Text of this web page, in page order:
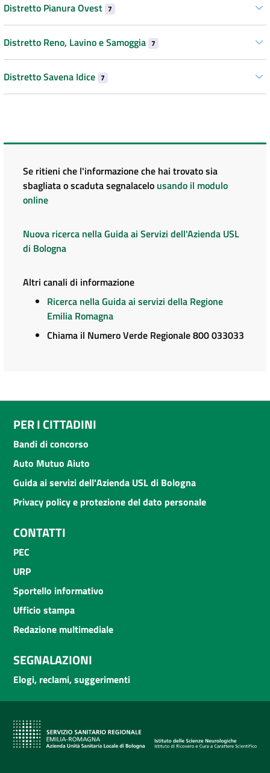
Distretto Pianura Ovest 7
Distretto Reno, Lavino e Samoggia 7
Distretto Savena Idice 7
Se ritieni che l'informazione che hai trovato sia
sbagliata o scaduta segnalacelo usando il modulo
online
Nuova ricerca nella Guida ai Servizi dell'Azienda USL
di Bologna
Altri canali di informazione
Ricerca nella Guida ai servizi della Regione
Emilia Romagna
Chiama il Numero Verde Regionale 800 033033
PER I CITTADINI
Bandi di concorso
Auto Mutuo Aiuto
Guida ai servizi dell'Azienda USL di Bologna
Privacy policy e protezione del dato personale
CONTATTI
PEC
URP
Sportello informativo
Ufficio stampa
Redazione multimediale
SEGNALAZIONI
Elogi, reclami, suggerimenti